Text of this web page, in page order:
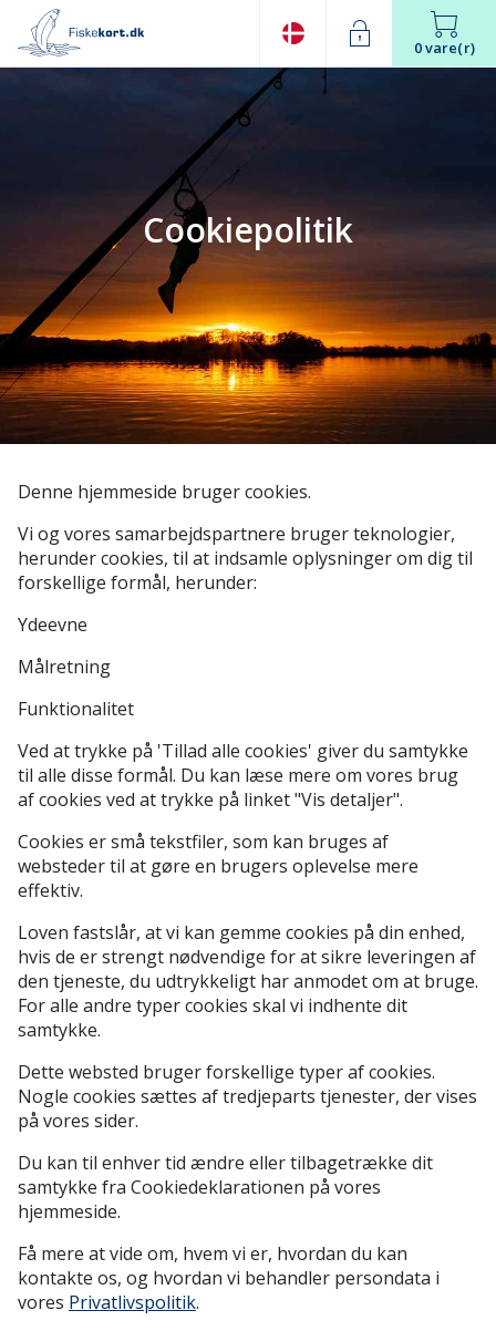
0 vare(r)
Cookiepolitik
Denne hjemmeside bruger cookies.
Vi og vores samarbejdspartnere bruger teknologier,
herunder cookies, til at indsamle oplysninger om dig til
forskellige formål, herunder:
Ydeevne
Målretning
Funktionalitet
Ved at trykke på 'Tillad alle cookies' giver du samtykke
til alle disse formål. Du kan læse mere om vores brug
af cookies ved at trykke på linket "Vis detaljer".
Cookies er små tekstfiler, som kan bruges af
websteder til at gøre en brugers oplevelse mere
effektiv.
Loven fastslår, at vi kan gemme cookies på din enhed,
hvis de er strengt nødvendige for at sikre leveringen af
den tjeneste, du udtrykkeligt har anmodet om at bruge.
For alle andre typer cookies skal vi indhente dit
samtykke.
Dette websted bruger forskellige typer af cookies.
Nogle cookies sættes af tredjeparts tjenester, der vises
på vores sider.
Du kan til enhver tid ændre eller tilbagetrække dit
samtykke fra Cookiedeklarationen på vores
hjemmeside.
Få mere at vide om, hvem vi er, hvordan du kan
kontakte os, og hvordan vi behandler persondata i
vores Privatlivspolitik.